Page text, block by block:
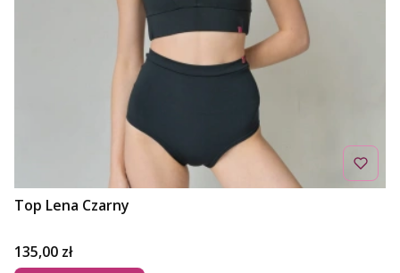
Top Lena Czarny
Cena
135,00 zł